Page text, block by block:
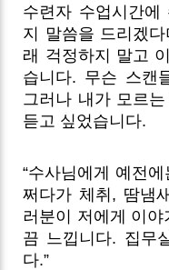
수련자 수업시간
지 말씀을 드리겠
래 걱정하지 말고
습니다. 무슨 스캔
그러나 내가 모르
듣고 싶었습니다.
“수사님에게 예전
쩌다가 체취, 땀냄
러분이 저에게 이
끔 느낍니다. 집무
다.”